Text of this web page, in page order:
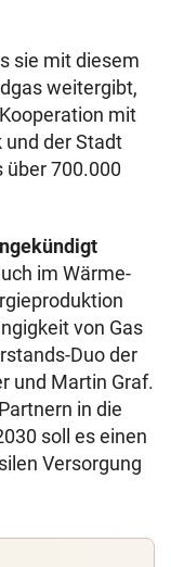
sie mit diesem
weitergibt,
mit
und der Stadt
über 700.000
im Wärme-
von Gas
Duo der
und Martin Graf.
in die
soll es einen
Versorgung